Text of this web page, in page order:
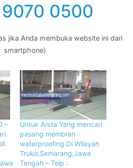
0500
jika Anda membuka website ini dari
smartphone)
–
Untuk Anda Yang mencari
pasang membran
waterproofing Di Wilayah
Truko,Semarang,Jawa
Tengah – Telp :